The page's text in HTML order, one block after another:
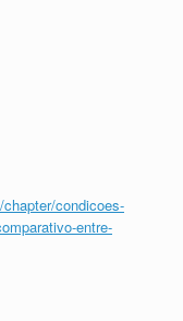
condicoes-
entre-